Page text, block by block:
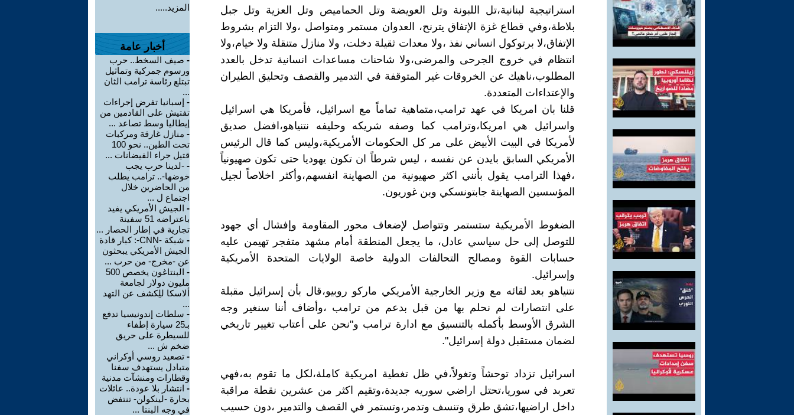
استراتيجية لبنانية،تل اللبونة وتل العويضة وتل الحماميص وتل العزية وتل جبل
بلاطة،وفي قطاع غزة الإتفاق يترنح، العدوان مستمر ومتواصل ،ولا التزام بشروط
الإتفاق،لا برتوكول انساني نفذ ،ولا معدات ثقيلة دخلت، ولا منازل متنقلة ولا خيام،ولا
انتظام في خروج الجرحى والمرضى،ولا شاحنات مساعدات انسانية تدخل بالعدد
المطلوب،ناهيك عن الخروقات غير المتوقفة في التدمير والقصف وتحليق الطيران
والإعتداءات المتعددة.
قلنا بان امريكا في عهد ترامب،متماهية تماماً مع اسرائيل، فأمريكا هي اسرائيل
واسرائيل هي امريكا،وترامب كما وصفه شريكه وحليفه نتنياهو،افضل صديق
لأمريكا في البيت الأبيض على مر كل الحكومات الأمريكية،وليس كما قال الرئيس
الأمريكي السابق بايدن عن نفسه ، ليس شرطاً ان تكون يهوديا حتى تكون صهيونياً
،فهذا الترامب يقول بأنني اكثر صهيونية من الصهاينة انفسهم،وأكثر اخلاصاً لجيل
المؤسسين الصهاينة جابتونسكي وبن غوريون.
الضغوط الأمريكية ستستمر وتتواصل لإضعاف محور المقاومة وإفشال أي جهود
للتوصل إلى حل سياسي عادل، ما يجعل المنطقة أمام مشهد متفجر تهيمن عليه
حسابات القوة ومصالح التحالفات الدولية خاصة الولايات المتحدة الأمريكية
وإسرائيل.
نتنياهو بعد لقائه مع وزير الخارجية الأمريكي ماركو روبيو،قال بأن إسرائيل مقبلة
على انتصارات لم نحلم بها من قبل بدعم من ترامب ،وأضاف أننا سنغير وجه
الشرق الأوسط بأكمله بالتنسيق مع ادارة ترامب و"نحن على أعتاب تغيير تاريخي
لضمان مستقبل دولة إسرائيل".
اسرائيل تزداد توحشاً وتغولاً،في ظل تغطية امريكية كاملة،لكل ما تقوم به،فهي
تعربد في سوريا،تحتل اراضي سوريه جديدة،وتقيم اكثر من عشرين نقطة مراقبة
داخل اراضيها،تشق طرق وتنسف وتدمر،وتستمر في القصف والتدمير ،دون حسيب
المزيد.....
أخبار عامة
- صيف السخط.. حرب
ورسوم جمركية وتماثيل
تبتلع رئاسة ترامب الثان
...
- إسبانيا تفرض إجراءات
تفتيش على القادمين من
إيطاليا وسط تصاعد ...
- منازل غارقة ومركبات
تحت الطين.. نحو 100
قتيل جراء الفيضانات ...
- -لدينا حرب يجب
خوضها-.. ترامب يطلب
من الحاضرين خلال
اجتماع ل ...
- الجيش الأمريكي يفيد
باعتراضه 51 سفينة
تجارية في إطار الحصار ...
-
شبكة -CNN-: كبار قادة
الجيش الأمريكي يبحثون
عن -مخرج- من حرب ...
-
البنتاغون يخصص 500
مليون دولار لجامعة
ألاسكا للِكشف عن التهد
...
- سلطات إندونيسيا تدفع
بـ25 سيارة إطفاء
للسيطرة على حريق
ضخم ش ...
- تصعيد روسي أوكراني
متبادل يستهدف سفنا
وقطارات ومنشآت مدنية
- انتشار بلا عودة.. عائلات
بحارة -لينكولن- تنتفض
في وجه البنتا ...